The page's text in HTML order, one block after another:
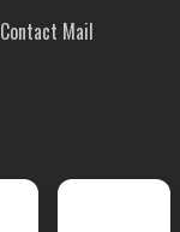
Contact Mail